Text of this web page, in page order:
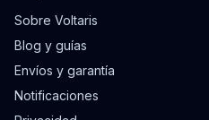
Sobre Voltaris
Blog y guías
Envíos y garantía
Notificaciones